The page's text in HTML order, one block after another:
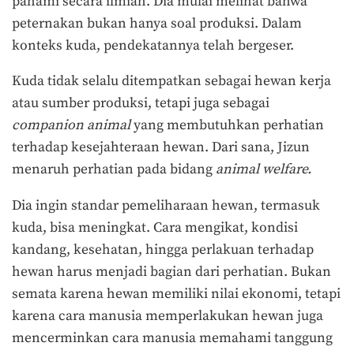
peternakan bukan hanya soal produksi. Dalam
konteks kuda, pendekatannya telah bergeser.
Kuda tidak selalu ditempatkan sebagai hewan kerja
atau sumber produksi, tetapi juga sebagai
companion animalyang membutuhkan perhatian
terhadap kesejahteraan hewan. Dari sana, Jizun
menaruh perhatian pada bidang animal welfare.
Dia ingin standar pemeliharaan hewan, termasuk
kuda, bisa meningkat. Cara mengikat, kondisi
kandang, kesehatan, hingga perlakuan terhadap
hewan harus menjadi bagian dari perhatian. Bukan
semata karena hewan memiliki nilai ekonomi, tetapi
karena cara manusia memperlakukan hewan juga
mencerminkan cara manusia memahami tanggung